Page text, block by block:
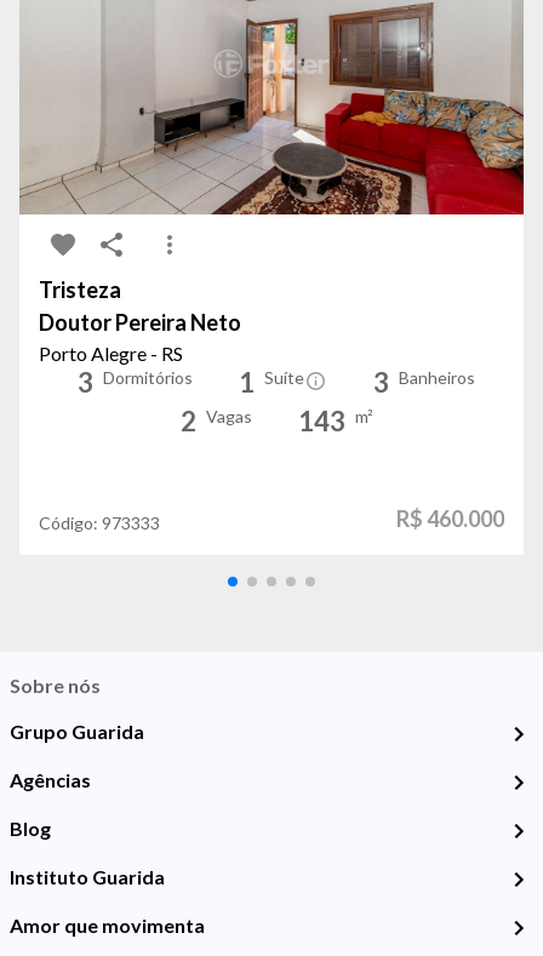
Tristeza
Doutor Pereira Neto
Porto Alegre - RS
3 Dormitórios 1 Suíte 3 Banheiros
2 Vagas 143 m²
Código: 973333 R$ 460.000
Sobre nós
Grupo Guarida
Agências
Blog
Instituto Guarida
Amor que movimenta